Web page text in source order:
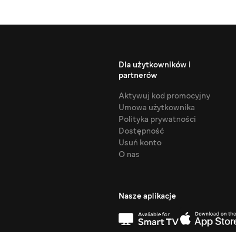
Dla użytkowników i
partnerów
Aktywuj kod promocyjny
Umowa użytkownika
Polityka prywatności
Dostępność
Usuń konto
O nas
Nasze aplikacje